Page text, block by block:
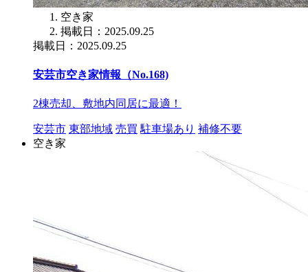
空き家
掲載日：2025.09.25
掲載日：2025.09.25
安芸市空き家情報（No.168)
2棟売却、敷地内同居に最適！
安芸市 東部地域 売買 駐車場あり 補修不要
空き家